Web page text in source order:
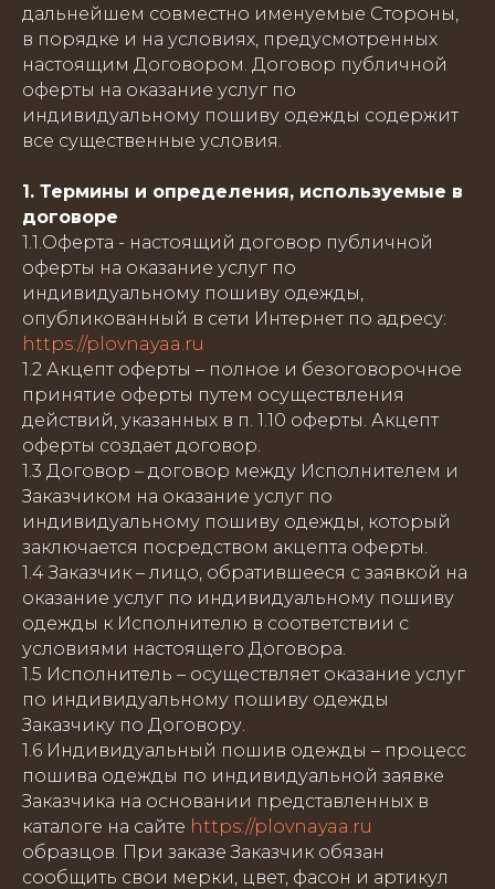
дальнейшем совместно именуемые Стороны,
в порядке и на условиях, предусмотренных
настоящим Договором. Договор публичной
оферты на оказание услуг по
индивидуальному пошиву одежды содержит
все существенные условия.
1. Термины и определения, используемые в
договоре
1.1.Оферта - настоящий договор публичной
оферты на оказание услуг по
индивидуальному пошиву одежды,
опубликованный в сети Интернет по адресу:
https://plovnayaa.ru
1.2 Акцепт оферты – полное и безоговорочное
принятие оферты путем осуществления
действий, указанных в п. 1.10 оферты. Акцепт
оферты создает договор.
1.3 Договор – договор между Исполнителем и
Заказчиком на оказание услуг по
индивидуальному пошиву одежды, который
заключается посредством акцепта оферты.
1.4 Заказчик – лицо, обратившееся с заявкой на
оказание услуг по индивидуальному пошиву
одежды к Исполнителю в соответствии с
условиями настоящего Договора.
1.5 Исполнитель – осуществляет оказание услуг
по индивидуальному пошиву одежды
Заказчику по Договору.
1.6 Индивидуальный пошив одежды – процесс
пошива одежды по индивидуальной заявке
Заказчика на основании представленных в
каталоге на сайте https://plovnayaa.ru
образцов. При заказе Заказчик обязан
сообщить свои мерки, цвет, фасон и артикул